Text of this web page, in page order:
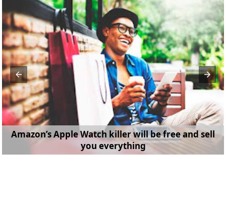
Amazon’s Apple Watch killer will be free and sell
you everything